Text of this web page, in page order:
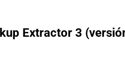
Extractor 3